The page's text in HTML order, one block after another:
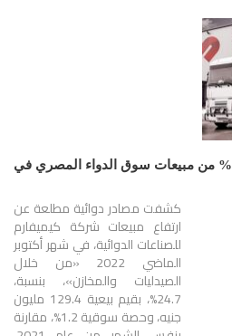
«كيميفارم» تستحوذ على 1.2% من مبيعات سوق الدواء المصري في
كشفت مصادر دوائية مطلعة عن
ارتفاع مبيعات شركة كيميفارم
للصناعات الدوائية، في شهر أكتوبر
الماضي 2022 «من خلال
الصيدليات والمخازن»، بنسبة،
24.7%، بقيم بيعية 129.4 مليون
جنيه، وحصة سوقية 1.2%، مقارنة